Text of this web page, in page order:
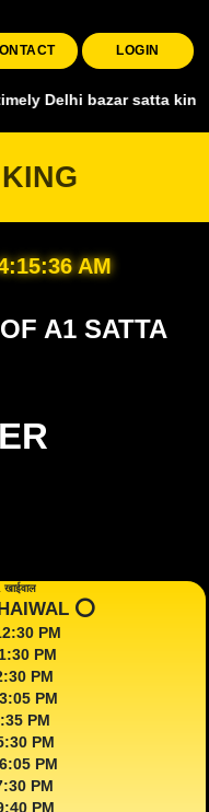
LOGIN
satta king,
AM
A1 SATTA
⭕️
PM
PM
PM
3:05 PM
PM
PM
6:05 PM
PM
PM